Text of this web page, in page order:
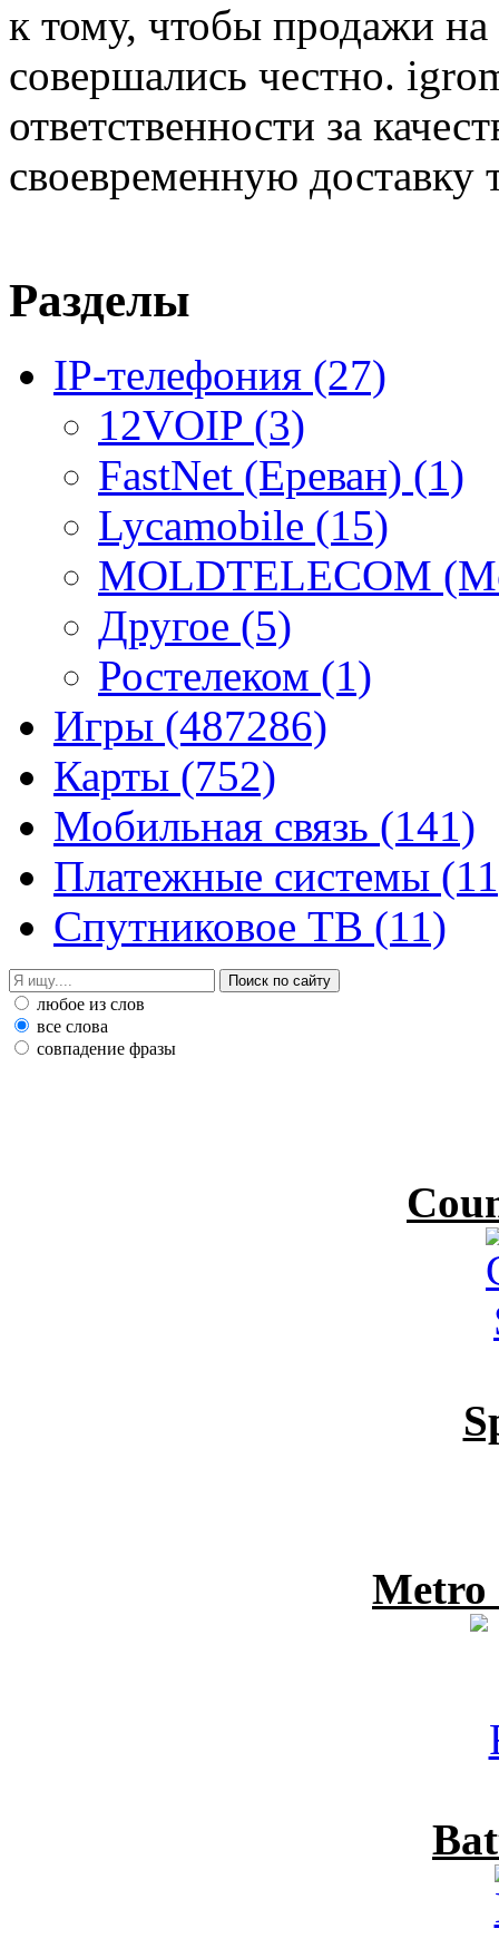
к тому, чтобы продажи
совершались честно.
ответственности за
своевременную доставку
Разделы
IP-телефония (27)
12VOIP (3)
FastNet (Ереван) (1)
Lycamobile (15)
MOLDTELECOM
Другое (5)
Ростелеком (1)
Игры (487286)
Карты (752)
Мобильная связь (141)
Платежные системы
Спутниковое ТВ (11)
любое из слов
все слова
совпадение фразы
Metro